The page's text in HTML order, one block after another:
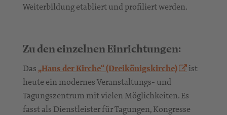
Weiterbildung etabliert und profiliert werden.
Zu den einzelnen Einrichtungen:
Das „Haus der Kirche“ (Dreikönigskirche)
ist
heute ein modernes Veranstaltungs- und
Tagungszentrum mit vielen Möglichkeiten. Es
fasst als Dienstleister für Tagungen, Kongresse